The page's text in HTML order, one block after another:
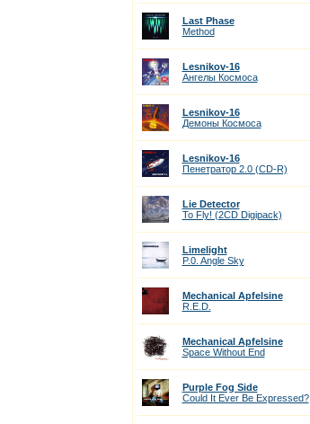
Last Phase
Method
Lesnikov-16
Ангелы Космоса
Lesnikov-16
Демоны Космоса
Lesnikov-16
Пенетратор 2.0 (CD-R)
Lie Detector
To Fly! (2CD Digipack)
Limelight
P.0. Angle Sky
Mechanical Apfelsine
R.E.D.
Mechanical Apfelsine
Space Without End
Purple Fog Side
Could It Ever Be Expressed?